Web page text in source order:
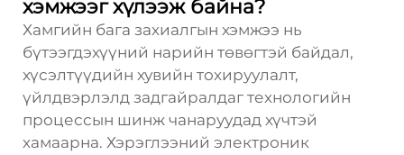
хэмжээг хүлээж байна?
Хамгийн бага захиалгын хэмжээ нь
бүтээгдэхүүний нарийн төвөгтэй байдал,
хүсэлтүүдийн хувийн тохируулалт,
үйлдвэрлэлд задгайралдаг технологийн
процессын шинж чанаруудад хүчтэй
хамаарна. Хэрэглээний электроник